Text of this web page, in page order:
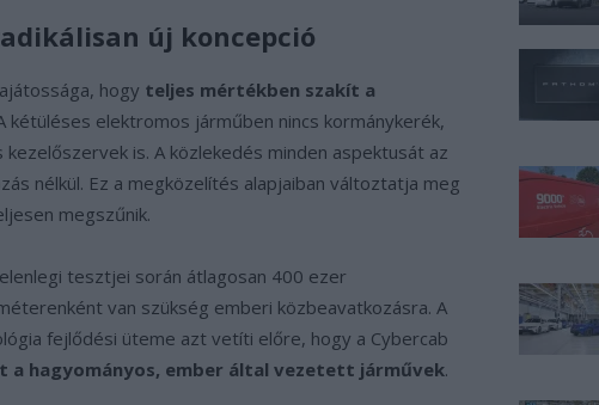
új koncepció
hogy teljes mértékben szakít a
kétüléses elektromos járműben nincs kormánykerék,
kezelőszervek is. A közlekedés minden aspektusát az
nélkül. Ez a megközelítés alapjaiban változtatja meg
megszűnik.
tesztjei során átlagosan 400 ezer
van szükség emberi közbeavatkozásra. A
fejlődési üteme azt vetíti előre, hogy a Cybercab
a hagyományos, ember által vezetett járművek.